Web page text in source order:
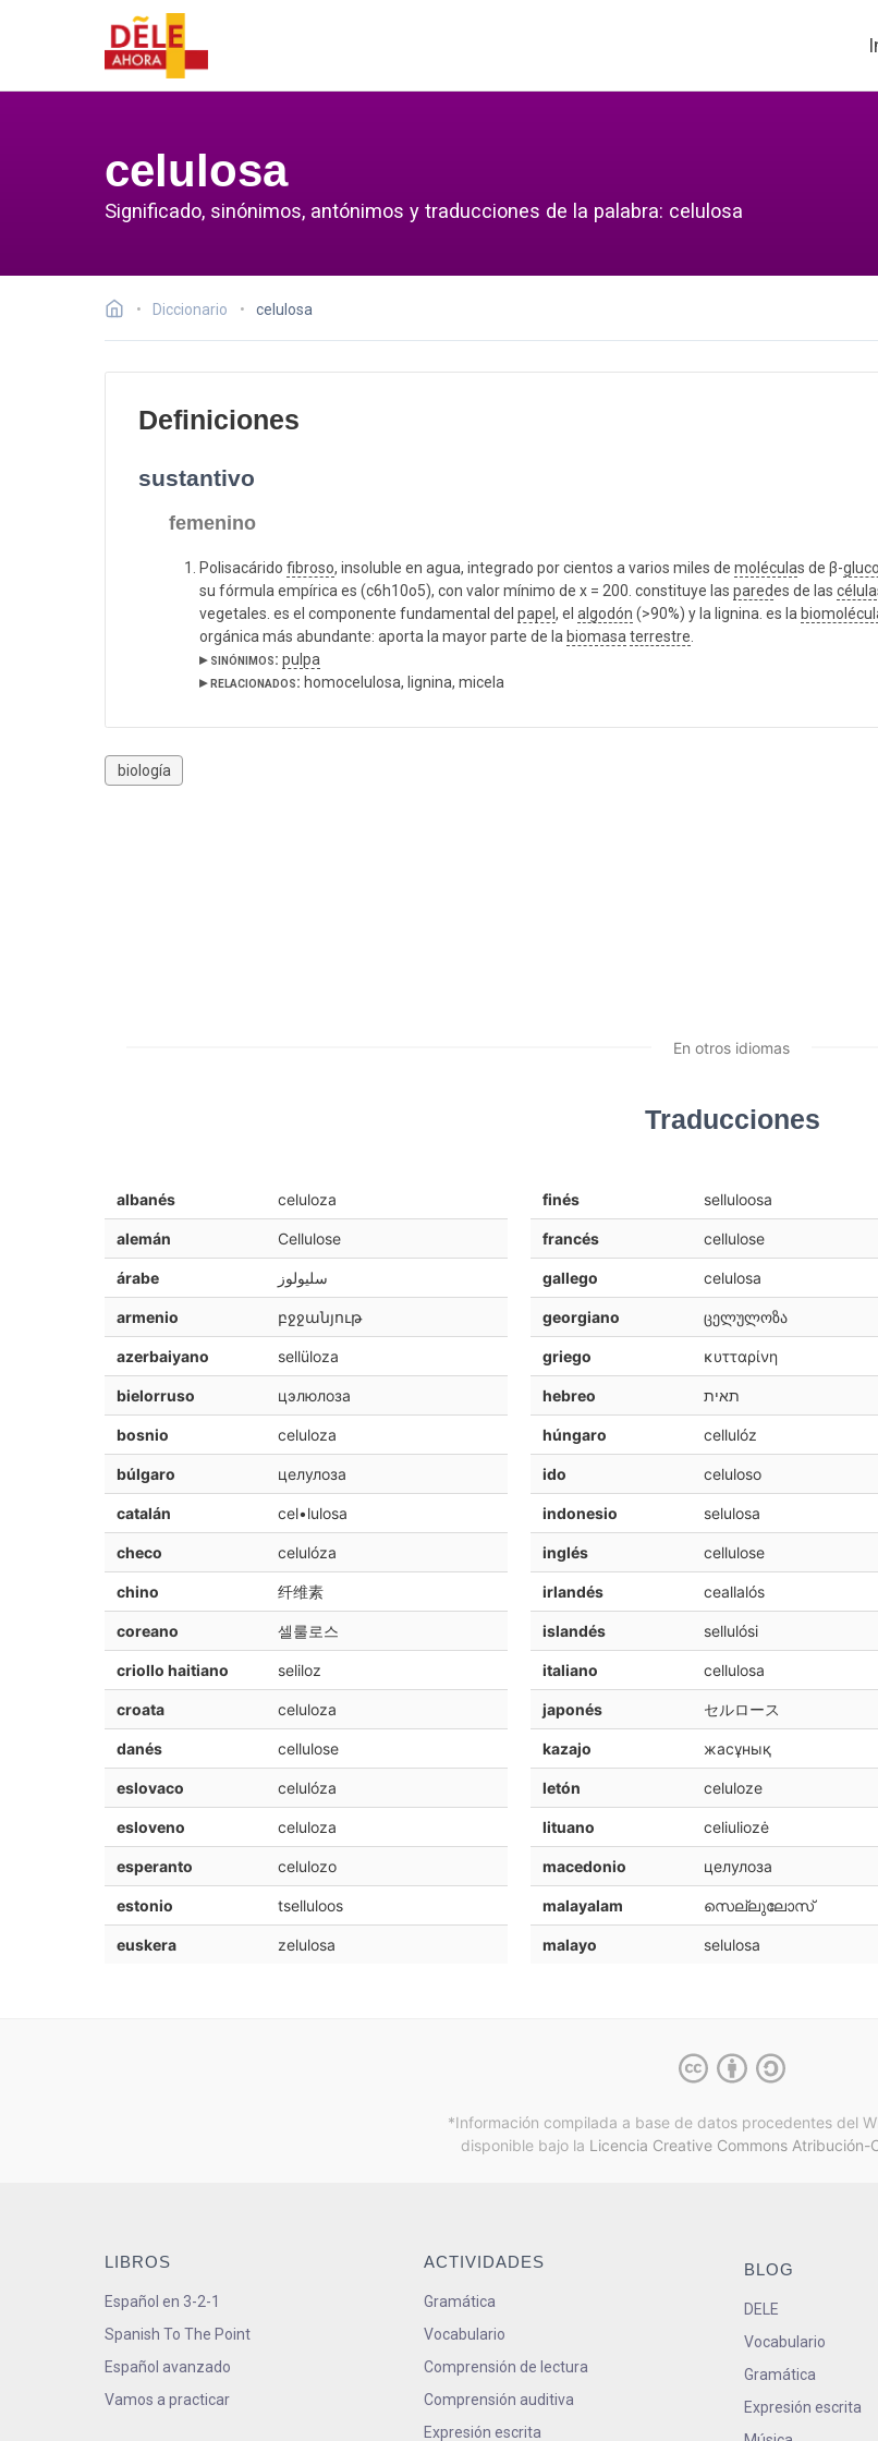
celulosa
Significado, sinónimos, antónimos y traducciones de la palabra: celulosa
Diccionario celulosa
Definiciones
sustantivo
femenino
Polisacárido fibroso, insoluble en agua, integrado por cientos a varios miles de moléculas de β-
su fórmula empírica es (c6h10o5), con valor mínimo de x = 200. constituye las paredes de las célula
vegetales. es el componente fundamental del papel , el algodón (>90%) y la lignina. es la
orgánica más abundante: aporta la mayor parte de la biomasaterrestre.
▸ sinónimos: pulpa
▸ relacionados: homocelulosa, lignina, micela
biología
En otros idiomas
Traducciones
albanés celuloza
alemán Cellulose
árabe سليولوز
armenio բջջանյութ
azerbaiyano sellüloza
bielorruso цэлюлоза
bosnio celuloza
búlgaro целулоза
catalán cel•lulosa
checo celulóza
chino 纤维素
coreano 셀룰로스
criollo haitiano seliloz
croata celuloza
danés cellulose
eslovaco celulóza
esloveno celuloza
esperanto celulozo
estonio tselluloos
euskera zelulosa
finés selluloosa
francés cellulose
gallego celulosa
georgiano ცელულოზა
griego κυτταρίνη
hebreo תאית
húngaro cellulóz
ido celuloso
indonesio selulosa
inglés cellulose
irlandés ceallalós
islandés sellulósi
italiano cellulosa
japonés セルロース
kazajo жасұнық
letón celuloze
lituano celiuliozė
macedonio целулоза
malayalam സെല്ലുലോസ്
malayo selulosa
*Información compilada a base de datos procedentes del
disponible bajo la Licencia Creative Commons Atribución-
LIBROS
Español en 3-2-1
Spanish To The Point
Español avanzado
Vamos a practicar
ACTIVIDADES
Gramática
Vocabulario
Comprensión de lectura
Comprensión auditiva
Expresión escrita
BLOG
DELE
Vocabulario
Gramática
Expresión escrita